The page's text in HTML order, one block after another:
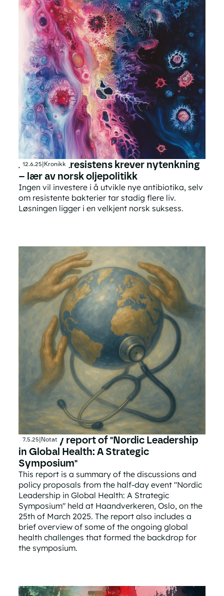
12.6.25|Kronikk
Antibiotikaresistens krever nytenkning
– lær av norsk oljepolitikk
Ingen vil investere i å utvikle nye antibiotika, selv
om resistente bakterier tar stadig flere liv.
Løsningen ligger i en velkjent norsk suksess.
7.5.25 Notat
Summary report of "Nordic Leadership
in Global Health: A Strategic
Symposium"
This report is a summary of the discussions and
policy proposals from the half-day event "Nordic
Leadership in Global Health: A Strategic
Symposium" held at Haandverkeren, Oslo, on the
25th of March 2025. The report also includes a
brief overview of some of the ongoing global
health challenges that formed the backdrop for
the symposium.